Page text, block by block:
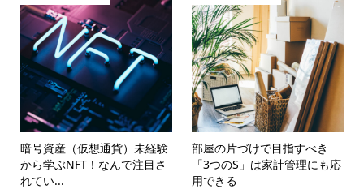
暗号資産（仮想通貨）未経験
から学ぶNFT！なんで注目さ
れてい...
部屋の片づけで目指すべき
「3つのS」は家計管理にも応
用できる